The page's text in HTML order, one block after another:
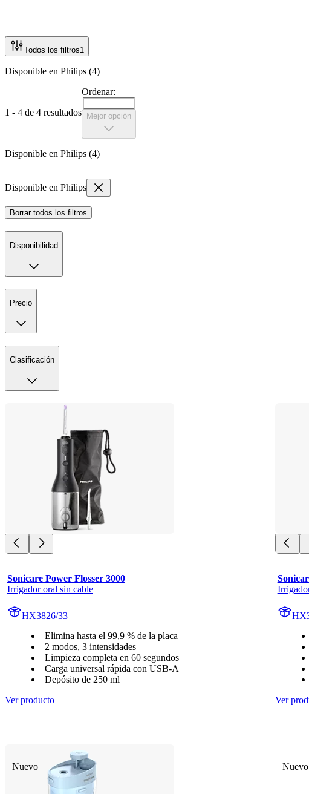
Todos los filtros1
Disponible en Philips (4)
1 - 4 de 4 resultados
Ordenar:
Mejor opción
Disponible en Philips (4)
Disponible en Philips
Borrar todos los filtros
Disponibilidad
Precio
Clasificación
Sonicare Power Flosser 3000
Irrigador oral sin cable
HX3826/33
Elimina hasta el 99,9 % de la placa
2 modos, 3 intensidades
Limpieza completa en 60 segundos
Carga universal rápida con USB-A
Depósito de 250 ml
Ver producto
Ver
Nuevo Nuevo